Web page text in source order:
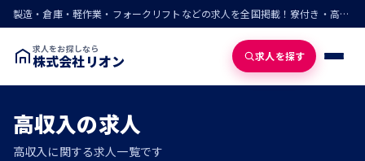
製造・倉庫・軽作業・フォークリフトなどの求人を全国掲載！寮付き・高収入・即入寮の仕事が見つかる
求人をお探しなら
株式会社リオン 求人を探す
高収入の求人
高収入に関する求人一覧です